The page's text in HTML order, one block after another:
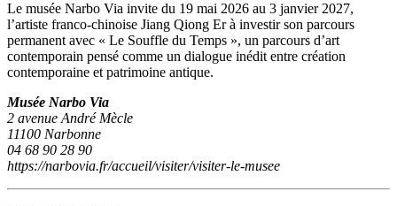
Le musée Narbo Via invite du 19 mai 2026 au 3 janvier 2027,
l’artiste franco-chinoise Jiang Qiong Er à investir son parcours
permanent avec « Le Souffle du Temps », un parcours d’art
contemporain pensé comme un dialogue inédit entre création
contemporaine et patrimoine antique.
Musée Narbo Via
2 avenue André Mècle
11100 Narbonne
04 68 90 28 90
https://narbovia.fr/accueil/visiter/visiter-le-musee